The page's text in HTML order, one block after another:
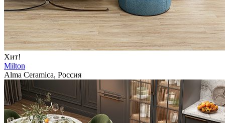
Хит!
Milton
Alma Ceramica, Россия